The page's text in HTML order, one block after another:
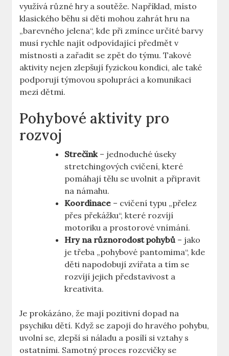
využívá různé hry a soutěže. Například, místo
klasického běhu si děti mohou zahrát hru na
„barevného jelena“, kde při zmínce určité barvy
musí rychle najít odpovídající předmět v
místnosti a zařadit se zpět do týmu. Takové
aktivity nejen zlepšují fyzickou kondici, ale také
podporují týmovou spolupráci a komunikaci
mezi dětmi.
Pohybové aktivity pro
rozvoj
Strečink– jednoduché úseky
stretchingových cvičení, které
pomáhají tělu se uvolnit a připravit
na námahu.
Koordinace – cvičení typu „přelez
přes překážku“, které rozvíjí
motoriku a prostorové vnímání.
Hry na různorodost pohybů – jako
je třeba „pohybové pantomima“, kde
děti napodobují zvířata a tím se
rozvíjí jejich představivost a
kreativita.
Je prokázáno, že mají pozitivní dopad na
psychiku dětí. Když se zapojí do hravého pohybu,
uvolní se, zlepší si náladu a posílí si vztahy s
ostatními. Samotný proces rozcvičky se